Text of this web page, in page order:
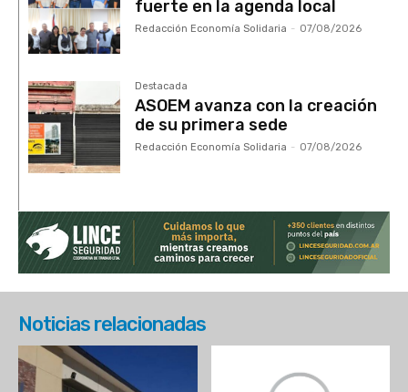
fuerte en la agenda local
Redacción Economía Solidaria - 07/08/2026
Destacada
ASOEM avanza con la creación
de su primera sede
Redacción Economía Solidaria - 07/08/2026
Noticias relacionadas